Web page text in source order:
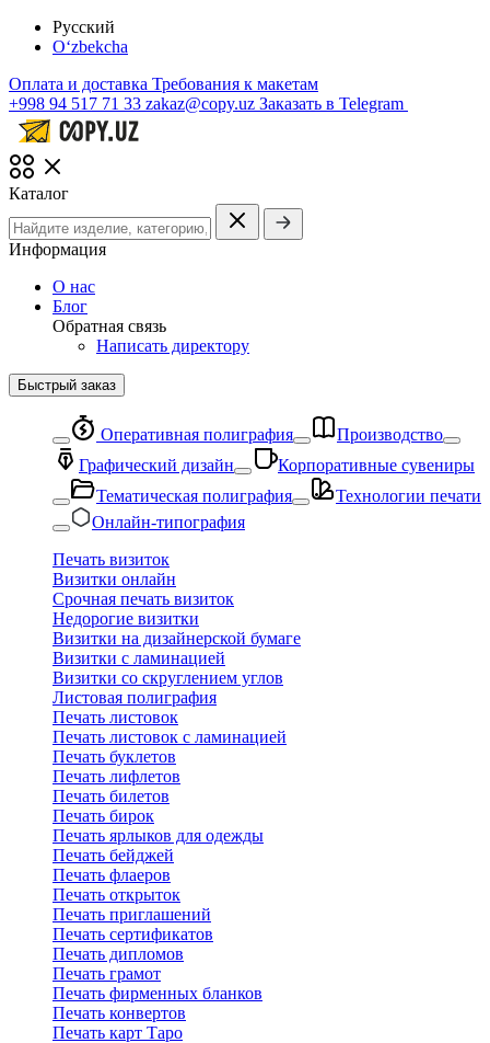
Русский
O‘zbekcha
Оплата и доставка Требования к макетам
+998 94 517 71 33 zakaz@copy.uz Заказать в Telegram
Каталог
Информация
О нас
Блог
Обратная связь
Написать директору
Быстрый заказ
Оперативная полиграфия
Производство
Графический дизайн
Корпоративные сувениры
Тематическая полиграфия
Технологии печати
Онлайн-типография
Печать визиток
Визитки онлайн
Срочная печать визиток
Недорогие визитки
Визитки на дизайнерской бумаге
Визитки с ламинацией
Визитки со скруглением углов
Листовая полиграфия
Печать листовок
Печать листовок с ламинацией
Печать буклетов
Печать лифлетов
Печать билетов
Печать бирок
Печать ярлыков для одежды
Печать бейджей
Печать флаеров
Печать открыток
Печать приглашений
Печать сертификатов
Печать дипломов
Печать грамот
Печать фирменных бланков
Печать конвертов
Печать карт Таро